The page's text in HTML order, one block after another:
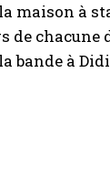
maison à
de
bande à